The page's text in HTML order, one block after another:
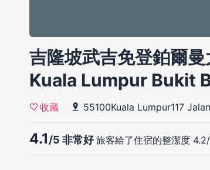
吉隆坡武吉免登鉑爾
Kuala Lumpur Bukit
收藏 55100Kuala Lumpur117
4.1/5 非常好旅客給了住宿的整潔度